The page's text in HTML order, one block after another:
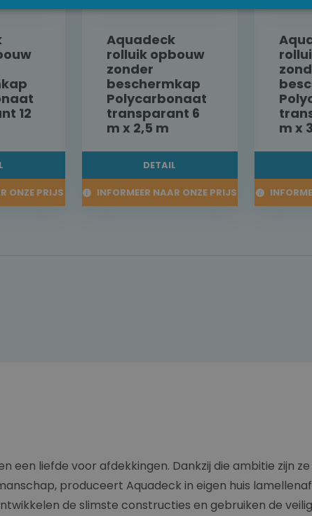
12
ONZE PRIJS
Aquadeck
rolluik opbouw
zonder
beschermkap
Polycarbonaat
transparant 6
m x 2,5 m
DETAIL
INFORMEER NAAR ONZE PRIJS
m x
een liefde voor afdekkingen. Dankzij die ambitie zijn
produceert Aquadeck in eigen huis
de slimste constructies en gebruiken de